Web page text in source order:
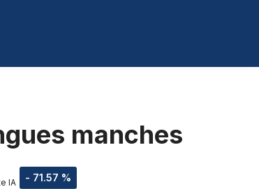
manches
- 71.57 %
IA